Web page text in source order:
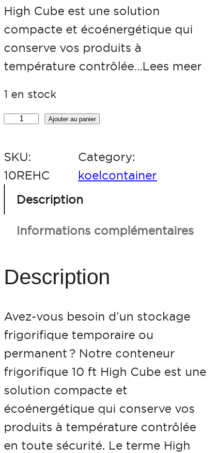
High Cube est une solution
compacte et écoénergétique qui
conserve vos produits à
température contrôlée…Lees meer
1 en stock
q
a
n
i
d
e
o
n
t
e
n
e
u
Ajouter au panier
SKU:
10REHC
Category:
koelcontainer
Description
Informations complémentaires
Description
Avez-vous besoin d’un stockage
frigorifique temporaire ou
permanent ? Notre conteneur
frigorifique 10 ft High Cube est une
solution compacte et
écoénergétique qui conserve vos
produits à température contrôlée
en toute sécurité. Le terme High